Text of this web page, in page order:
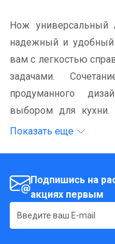
Нож универсальный
надежный и удобный
вам с легкостью
задачами.
продуманного
выбором для кухни.
пластик
металл от
срок службы ножа и
Показать еще
Подпишись на
акциях первым